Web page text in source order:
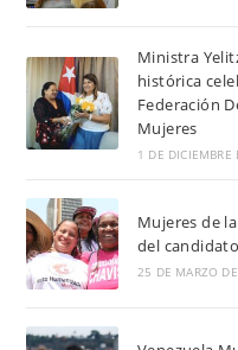
Ministra
histórica
Federación
Mujeres
1 DE DICIEMBRE
Mujeres de
del
25 DE MARZO